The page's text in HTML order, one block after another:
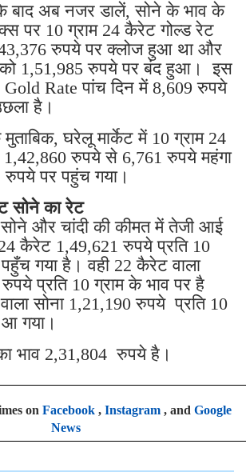
बाद अब नजर डालें, सोने के भाव के
पर 10 ग्राम 24 कैरेट गोल्ड रेट
रुपये पर क्लोज हुआ था और
को 1,51,985 रुपये पर बंद हुआ। इस
Rate पांच दिन में 8,609 रुपये
है।
घरेलू मार्केट में 10 ग्राम 24
1,42,860 रुपये से 6,761 रुपये महंगा
रुपये पर पहुंच गया।
सोने का रेट
सोने और चांदी की कीमत में तेजी आई
कैरेट 1,49,621 रुपये प्रति 10
गया है। वही 22 कैरेट वाला
प्रति 10 ग्राम के भाव पर है
सोना 1,21,190 रुपये प्रति 10
आ गया।
भाव 2,31,804 रुपये है।
on Facebook, Instagram, and Google
News